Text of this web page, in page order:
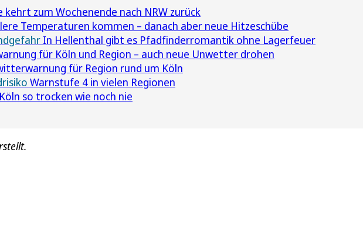
kehrt zum Wochenende nach NRW zurück
Temperaturen kommen – danach aber neue Hitzeschübe
In Hellenthal gibt es Pfadfinderromantik ohne Lagerfeuer
für Köln und Region – auch neue Unwetter drohen
für Region rund um Köln
Warnstufe 4 in vielen Regionen
so trocken wie noch nie